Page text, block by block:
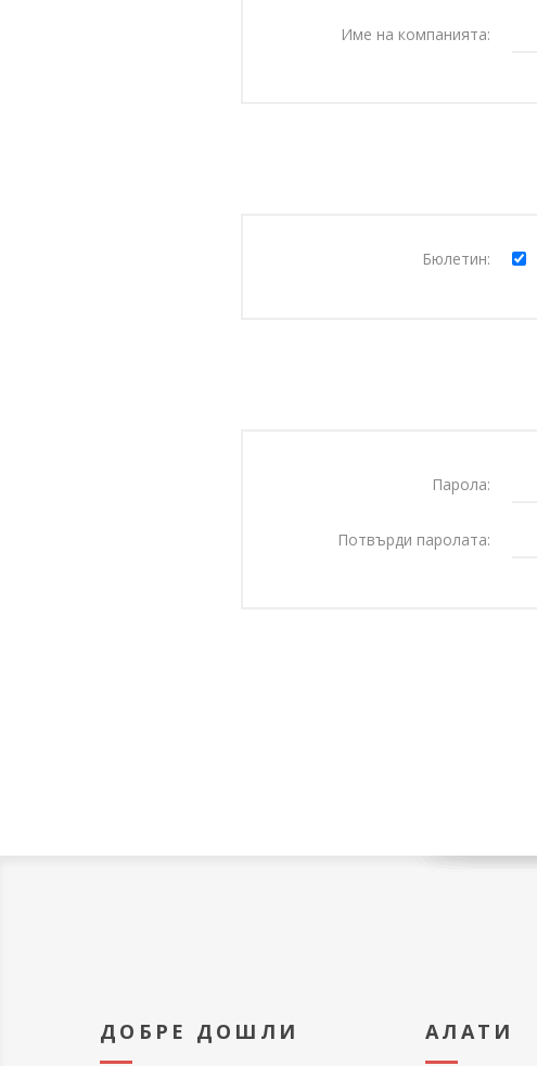
Име на компанията:
Бюлетин:
Парола:
Потвърди паролата:
ДОБРЕ ДОШЛИ АЛАТИ